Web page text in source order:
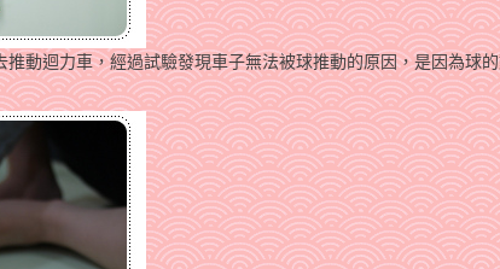
動迴力車，經過試驗發現車子無法被球推動的原因，是因為球